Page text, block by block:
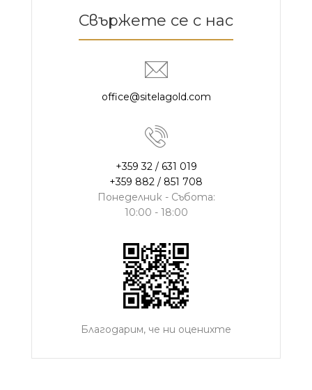
Свържете се с нас
office@sitelagold.com
+359 32 / 631 019
+359 882 / 851 708
Понеделник - Събота:
10:00 - 18:00
Благодарим, че ни оценихте